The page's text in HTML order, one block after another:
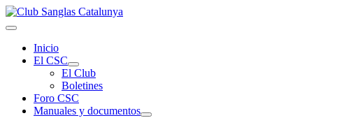
Inicio
El CSC
El Club
Boletines
Foro CSC
Manuales y documentos